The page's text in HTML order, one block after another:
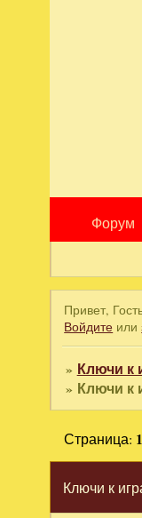
Форум
Привет,
Войдите или
» Ключи к
» Ключи к
Ключи к
Страница: 1